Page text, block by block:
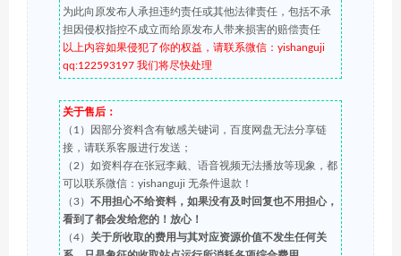
为此向原发布人承担违约责任或其他法律责任，包括不承
担因侵权指控不成立而给原发布人带来损害的赔偿责任
以上内容如果侵犯了你的权益，请联系微信：yishanguji
qq:122593197 我们将尽快处理
关于售后：
（1）因部分资料含有敏感关键词，百度网盘无法分享链
接，请联系客服进行发送；
（2）如资料存在张冠李戴、语音视频无法播放等现象，都
可以联系微信：yishanguji 无条件退款！
（3） 不用担心不给资料，如果没有及时回复也不用担心，
看到了都会发给您的！放心！
（4） 关于所收取的费用与其对应资源价值不发生任何关